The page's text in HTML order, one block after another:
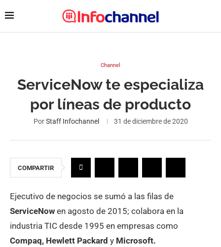
Channel
ServiceNow te especializa
por líneas de producto
PorStaff Infochannel 31 de diciembre de 2020
COMPARTIR
Ejecutivo de negocios se sumó a las filas de
ServiceNow en agosto de 2015; colabora en la
industria TIC desde 1995 en empresas como
Compaq, Hewlett Packard y Microsoft.